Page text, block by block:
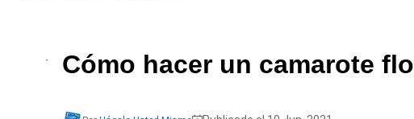
Cómo hacer un camarote